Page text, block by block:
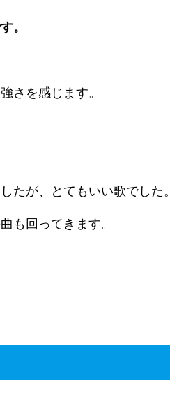
。
さを感じます。
たが、とてもいい歌でした。
も回ってきます。